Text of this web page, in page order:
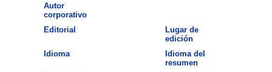
Autor
corporativo
Editorial
Lugar de
edición
Idioma
Idioma del
resumen